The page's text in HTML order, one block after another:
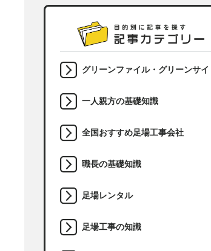
グリーンファイル・グリーンサイ
一人親方の基礎知識
全国おすすめ足場工事会社
職長の基礎知識
足場レンタル
足場工事の知識